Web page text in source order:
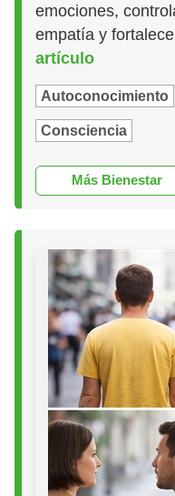
emociones,
empatía y
artículo
Autoconocimiento
Consciencia
Más Bienestar